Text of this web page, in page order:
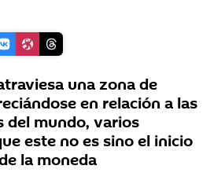
una zona de
en relación a las
del mundo, varios
este no es sino el inicio
la moneda